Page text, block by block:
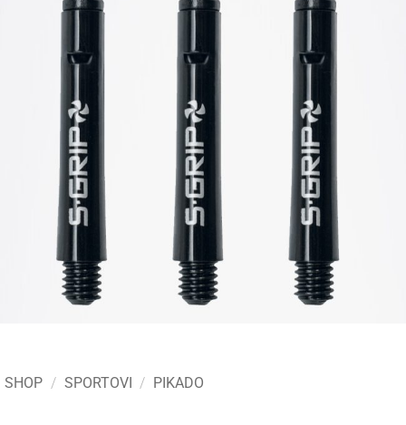
SHOP / SPORTOVI / PIKADO